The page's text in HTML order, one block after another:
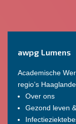
awpg Lumens
Academische
regio’s
Over ons
Gezond leven